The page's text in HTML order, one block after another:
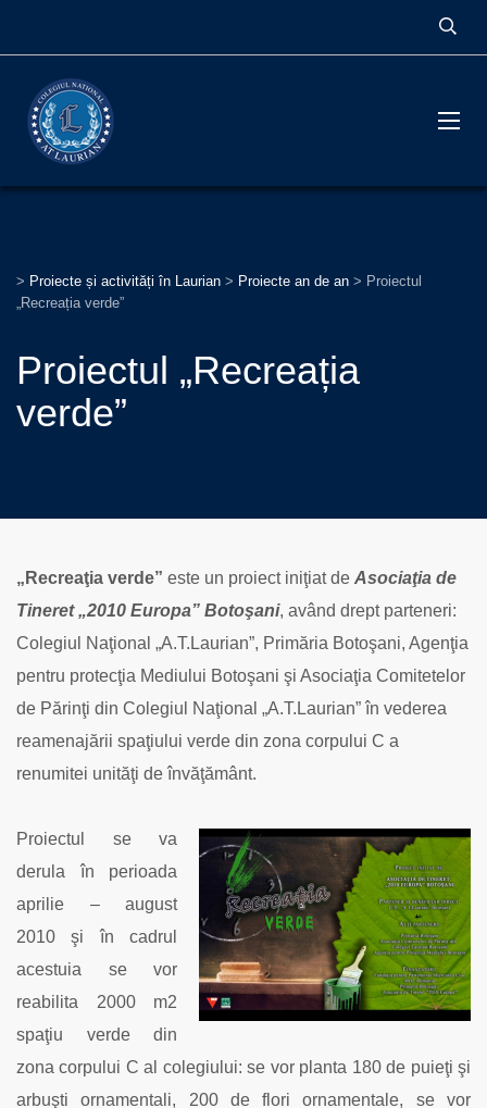
> Proiecte și activități în Laurian > Proiecte an de an > Proiectul
„Recreația verde”
Proiectul „Recreația
verde”
„Recreaţia verde” este un proiect iniţiat de Asociaţia de
Tineret „2010 Europa” Botoşani, având drept parteneri:
Colegiul Naţional „A.T.Laurian”, Primăria Botoşani, Agenţia
pentru protecţia Mediului Botoşani şi Asociaţia Comitetelor
de Părinţi din Colegiul Naţional „A.T.Laurian” în vederea
reamenajării spaţiului verde din zona corpului C a
renumitei unităţi de învăţământ.
Proiectul se va
derula în perioada
aprilie – august
2010 şi în cadrul
acestuia se vor
reabilita 2000 m2
spaţiu verde din
zona corpului C al colegiului: se vor planta 180 de puieţi şi
arbuşti ornamentali, 200 de flori ornamentale, se vor